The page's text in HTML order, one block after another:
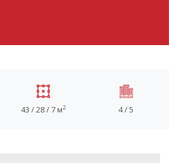
43 / 28 / 7 м2 4 / 5